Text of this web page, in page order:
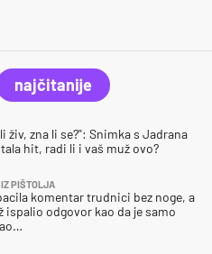
najčitanije
živ, zna li se?": Snimka s Jadrana
hit, radi li i vaš muž ovo?
PIŠTOLJA
komentar trudnici bez noge, a
ispalio odgovor kao da je samo